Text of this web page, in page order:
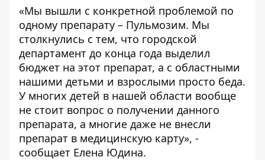
«Мы вышли с конкретной проблемой по
одному препарату – Пульмозим. Мы
столкнулись с тем, что городской
департамент до конца года выделил
бюджет на этот препарат, а с областными
нашими детьми и взрослыми просто беда.
У многих детей в нашей области вообще
не стоит вопрос о получении данного
препарата, а многие даже не внесли
препарат в медицинскую карту», -
сообщает Елена Юдина.